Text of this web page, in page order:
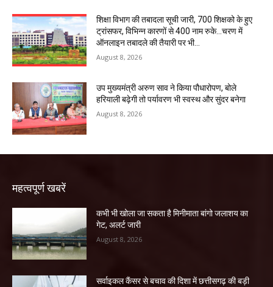
शिक्षा विभाग की तबादला सूची जारी, 700 शिक्षको के हुए
ट्रांसफर, विभिन्न कारणों से 400 नाम रुके…चरण में
ऑनलाइन तबादले की तैयारी पर भी...
August 8, 2026
उप मुख्यमंत्री अरुण साव ने किया पौधारोपण, बोले
हरियाली बढ़ेगी तो पर्यावरण भी स्वस्थ और सुंदर बनेगा
August 8, 2026
महत्वपूर्ण खबरें
कभी भी खोला जा सकता है मिनीमाता बांगो जलाशय का
गेट, अलर्ट जारी
August 8, 2026
सर्वाइकल कैंसर से बचाव की दिशा में छत्तीसगढ़ की बड़ी